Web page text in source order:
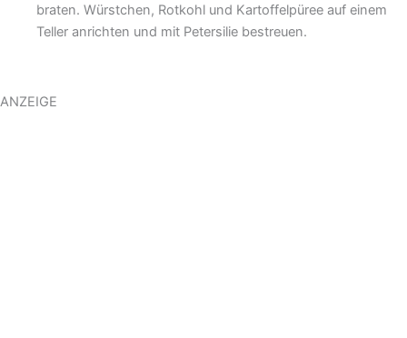
braten. Würstchen, Rotkohl und Kartoffelpüree auf einem
Teller anrichten und mit Petersilie bestreuen.
ANZEIGE